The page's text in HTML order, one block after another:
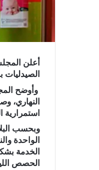
أعلن
الصيدليات
وأوضح
النهاري،
استمرارية
وبحسب
الواحدة
الخدمة
الحصص